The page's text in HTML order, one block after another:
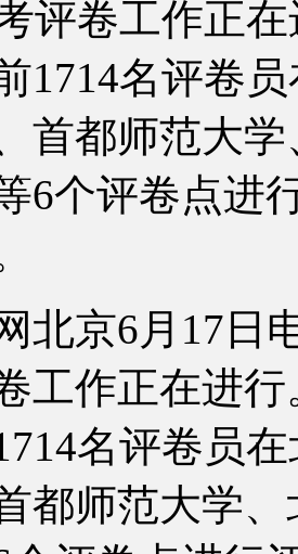
评卷工作正
1714名评卷
首都师范大
6个评卷点进
京6月17日电
工作正在进
名评卷员
都师范大学